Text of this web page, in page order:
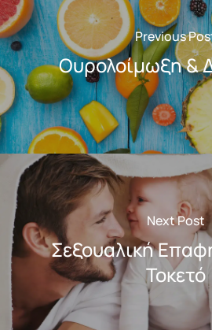
Previous
Ουρολοίμωξη &
Next Post
Σεξουαλική
Τοκετό